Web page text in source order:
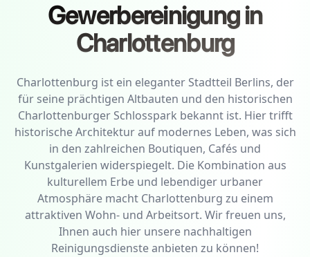
Gewerbereinigung in
Charlottenburg
Charlottenburg ist ein eleganter Stadtteil Berlins, der
für seine prächtigen Altbauten und den historischen
Charlottenburger Schlosspark bekannt ist. Hier trifft
historische Architektur auf modernes Leben, was sich
in den zahlreichen Boutiquen, Cafés und
Kunstgalerien widerspiegelt. Die Kombination aus
kulturellem Erbe und lebendiger urbaner
Atmosphäre macht Charlottenburg zu einem
attraktiven Wohn- und Arbeitsort. Wir freuen uns,
Ihnen auch hier unsere nachhaltigen
Reinigungsdienste anbieten zu können!